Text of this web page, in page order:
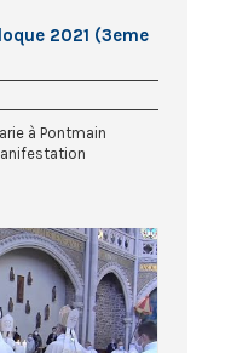
2021 (3eme
à Pontmain